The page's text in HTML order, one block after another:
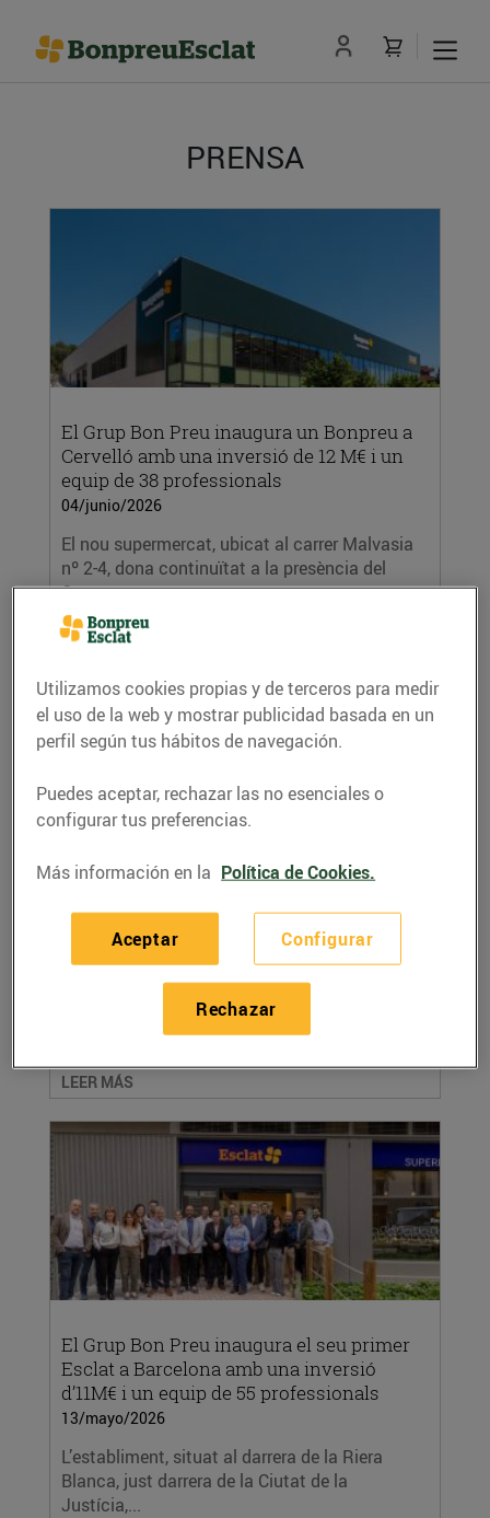
PRENSA
El Grup Bon Preu inaugura un Bonpreu a
Cervelló amb una inversió de 12 M€ i un
equip de 38 professionals
04/junio/2026
El nou supermercat, ubicat al carrer Malvasia
nº 2-4, dona continuïtat a la presència del
Grup...
LEER MÁS
Èxit de la II Arrossada Solidària del Grup
Bon Preu, amb 1.000 participants i més de
16.400€ recaptats per finançar beques
menjador d’escoles catalanes
LEER MÁS
El Grup Bon Preu inaugura el seu primer
Esclat a Barcelona amb una inversió
d’11M€ i un equip de 55 professionals
13/mayo/2026
L’establiment, situat al darrera de la Riera
Blanca, just darrera de la Ciutat de la
Justícia,...
Utilizamos cookies propias y de terceros para medir
el uso de la web y mostrar publicidad basada en un
perfil según tus hábitos de navegación.
Puedes aceptar, rechazar las no esenciales o
configurar tus preferencias.
Más información en la Política de Cookies.
Configurar
Rechazar
Aceptar